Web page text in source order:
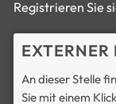
Registrieren Sie
An dieser Stelle
Sie mit einem